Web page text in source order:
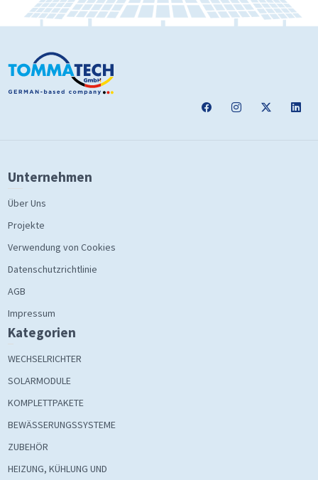
Unternehmen
Über Uns
Projekte
Verwendung von Cookies
Datenschutzrichtlinie
AGB
Impressum
Kategorien
WECHSELRICHTER
SOLARMODULE
KOMPLETTPAKETE
BEWÄSSERUNGSSYSTEME
ZUBEHÖR
HEIZUNG, KÜHLUNG UND